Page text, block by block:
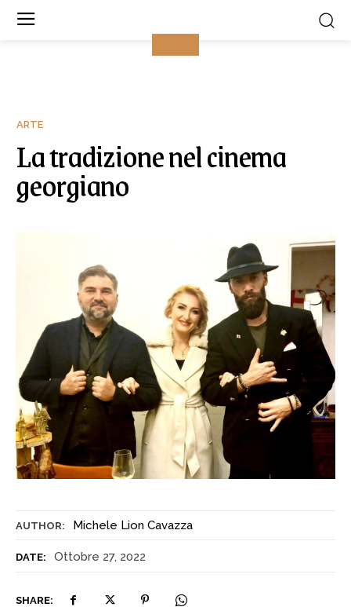
AUTHOR: Michele Lion Cavazza
DATE: Ottobre 27, 2022
SHARE:
ARTE
La tradizione nel cinema
georgiano